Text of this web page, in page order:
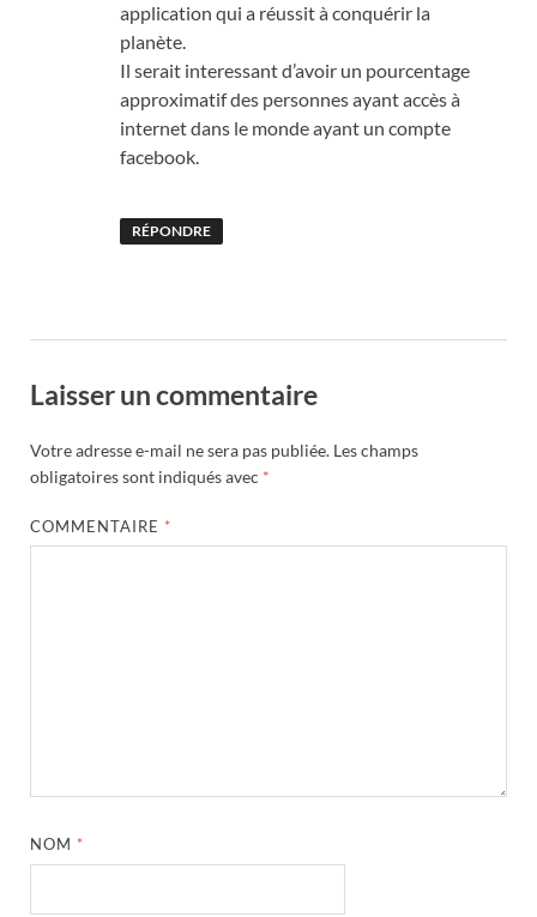
application qui a réussit à conquérir la
planète.
Il serait interessant d’avoir un pourcentage
approximatif des personnes ayant accès à
internet dans le monde ayant un compte
facebook.
RÉPONDRE
Laisser un commentaire
Votre adresse e-mail ne sera pas publiée. Les champs
obligatoires sont indiqués avec *
COMMENTAIRE *
NOM *